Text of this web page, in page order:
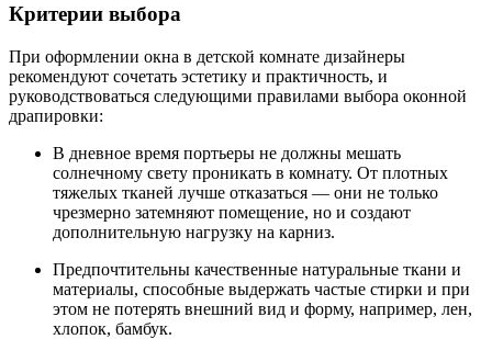
Критерии выбора
При оформлении окна в детской комнате дизайнеры
рекомендуют сочетать эстетику и практичность, и
руководствоваться следующими правилами выбора оконной
драпировки:
В дневное время портьеры не должны мешать
солнечному свету проникать в комнату. От плотных
тяжелых тканей лучше отказаться — они не только
чрезмерно затемняют помещение, но и создают
дополнительную нагрузку на карниз.
Предпочтительны качественные натуральные ткани и
материалы, способные выдержать частые стирки и при
этом не потерять внешний вид и форму, например, лен,
хлопок, бамбук.